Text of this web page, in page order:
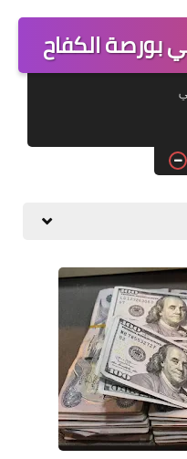
وزارة العمل وهيئة
التطبيقات
الاراضي
بورصة الكفاح